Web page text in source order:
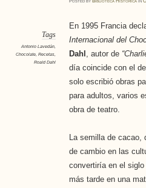
Tags
Antonio Lavedán,
Chocolate, Recetas,
Roald Dahl
En 1995 Francia
Internacional del
Dahl , autor de
día coincide con el
solo escribió obras
para adultos, varios
obra de teatro.
La semilla de cacao,
de cambio en las
convertiría en el
más tarde en una